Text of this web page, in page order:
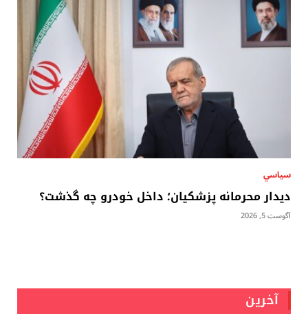
سياسي
دیدار محرمانه پزشکیان؛ داخل خودرو چه گذشت؟
آگوست 5, 2026
آخرین